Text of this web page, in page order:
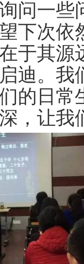
问一些
下次依
于其
迪。我
的日常
，让